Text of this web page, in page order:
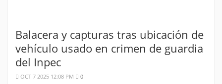
Balacera y capturas tras ubicación de
vehículo usado en crimen de guardia
del Inpec
OCT 7 2025 12:08 PM 0